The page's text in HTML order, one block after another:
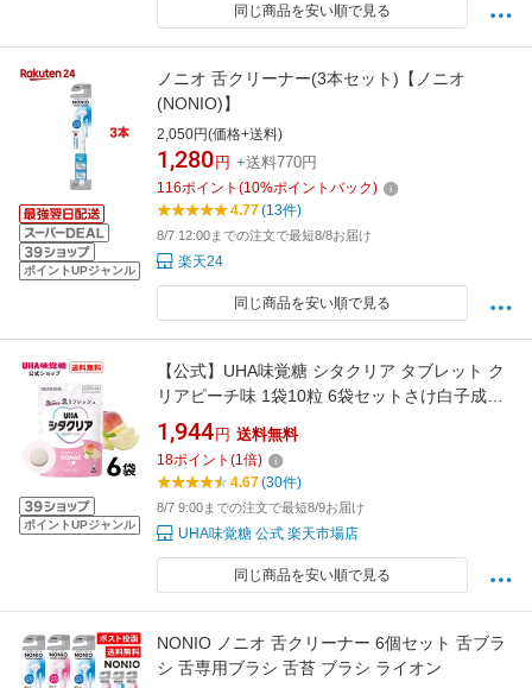
同じ商品を安い順で見る
ポイントUPジャンル
ノニオ 舌クリーナー(3本セット)【ノニオ
(NONIO)】
2,050円(価格+送料)
1,280 円 +送料770円
116ポイント (10%ポイントバック)
4.77(13件)
8/7 12:00までの注文で最短8/8お届け
楽天24
同じ商品を安い順で見る
ポイントUPジャンル
【公式】UHA味覚糖 シタクリア タブレット ク
リアピーチ味 1袋10粒 6袋セットさけ白子成分
配合 口臭予防 オーラルケア【送料無料】
1,944 円 送料無料
18ポイント (1倍)
4.67(30件)
8/7 9:00までの注文で最短8/9お届け
UHA味覚糖 公式 楽天市場店
同じ商品を安い順で見る
NONIO ノニオ 舌クリーナー 6個セット 舌ブラ
シ 舌専用ブラシ 舌苔 ブラシ ライオン